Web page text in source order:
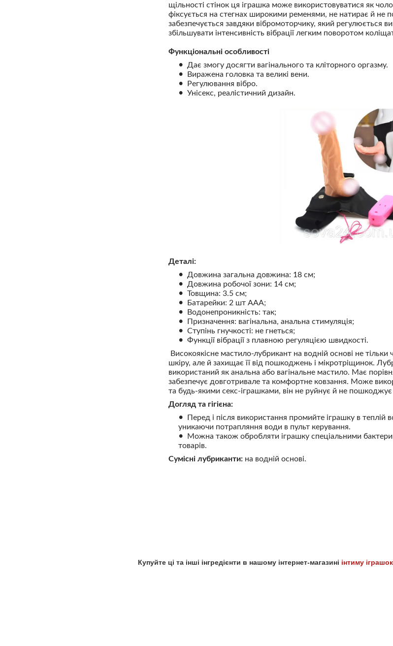
щільності стінок ця іграшка може використовуватися як
фіксується на стегнах широкими ременями, не натирає й не
забезпечується завдяки вібромоторчику, який регулюється
збільшувати інтенсивність вібрації легким поворотом
Функціональні особливості
Дає змогу досягти вагінального та кліторного оргазму.
Виражена головка та великі вени.
Регулювання вібро.
Унісекс, реалістичний дизайн.
Деталі:
Довжина загальна довжина: 18 см;
Довжина робочої зони: 14 см;
Товщина: 3.5 см;
Батарейки: 2 шт ААА;
Водонепроникність: так;
Призначення: вагінальна, анальна стимуляція;
Ступінь гнучкості: не гнеться;
Функції вібрації з плавною регуляцією швидкості.
Високоякісне мастило-лубрикант на водній основі не
шкіру, але й захищає її від пошкоджень і мікротріщинок.
використаний як анальна або вагінальне мастило. Має
забезпечує довготривале та комфортне ковзання. Може
та будь-якими секс-іграшками, він не руйнує й не пошкоджує
Догляд та гігієна:
Перед і після використання промийте іграшку в теплій
уникаючи потрапляння води в пульт керування.
Можна також обробляти іграшку спеціальними
товарів.
Сумісні лубриканти:на водній основі.
Купуйте ці та інші інгредієнти в нашому інтернет-магазині інтиму іграшок